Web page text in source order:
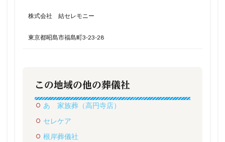
株式会社 結セレモニー
東京都昭島市福島町3-23-28
この地域の他の葬儀社
あゝ家族葬（高円寺店）
セレケア
根岸葬儀社